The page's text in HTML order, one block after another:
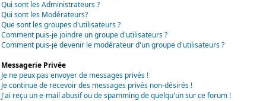
Qui sont les Administrateurs ?
Qui sont les Modérateurs?
Que sont les groupes d'utilisateurs ?
Comment puis-je joindre un groupe d'utilisateurs ?
Comment puis-je devenir le modérateur d'un groupe d'utilisateurs ?
Messagerie Privée
Je ne peux pas envoyer de messages privés !
Je continue de recevoir des messages privés non-désirés !
J'ai reçu un e-mail abusif ou de spamming de quelqu'un sur ce forum !